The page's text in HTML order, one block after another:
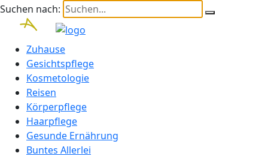
Suchen nach:
Zuhause
Gesichtspflege
Kosmetologie
Reisen
Körperpflege
Haarpflege
Gesunde Ernährung
Buntes Allerlei